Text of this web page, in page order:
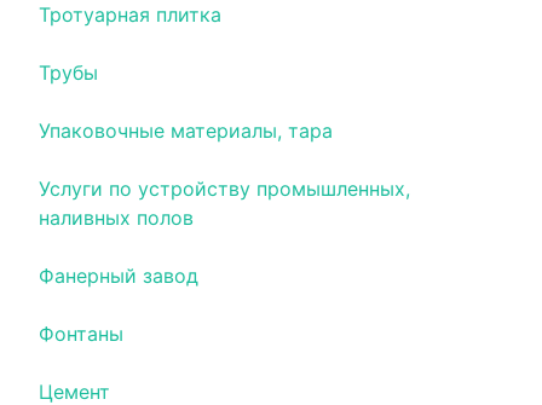
Тротуарная плитка
Трубы
Упаковочные материалы, тара
Услуги по устройству промышленных,
наливных полов
Фанерный завод
Фонтаны
Цемент